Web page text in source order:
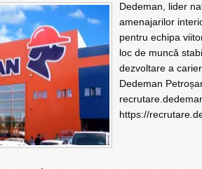
Dedeman, lider
amenajarilor
pentru echipa
loc de muncă
dezvoltare a
Dedeman
https://